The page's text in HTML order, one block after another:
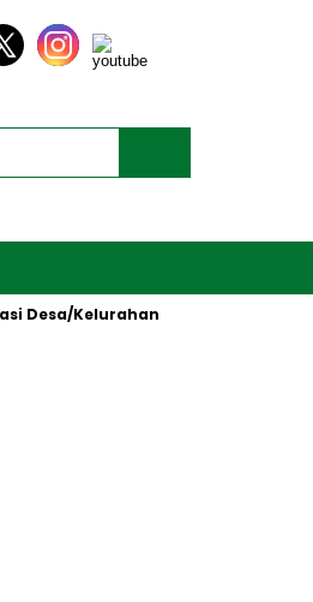
Kelurahan Merah Putih oleh